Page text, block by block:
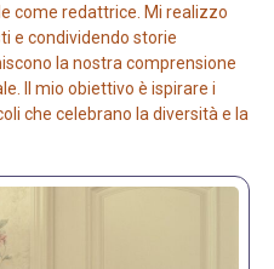
come redattrice. Mi realizzo
e condividendo storie
la nostra comprensione
Il mio obiettivo è ispirare i
che celebrano la diversità e la